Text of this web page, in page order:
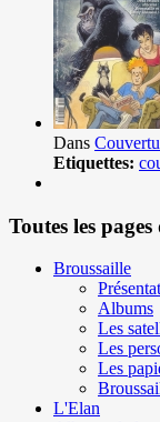
Dans
Etiquettes:
Toutes les
Broussaille
Albums
Les
Les
Les
L'Elan